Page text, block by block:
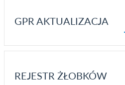
GPR AKTUALIZACJA
REJESTR ŻŁOBKÓW